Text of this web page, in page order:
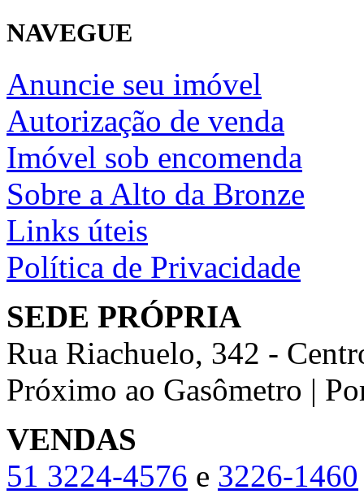
NAVEGUE
Anuncie seu imóvel
Autorização de venda
Imóvel sob encomenda
Sobre a Alto da Bronze
Links úteis
Política de Privacidade
SEDE PRÓPRIA
Rua Riachuelo, 342 -
Próximo ao Gasômetro |
VENDAS
51 3224-4576 e 3226-1460